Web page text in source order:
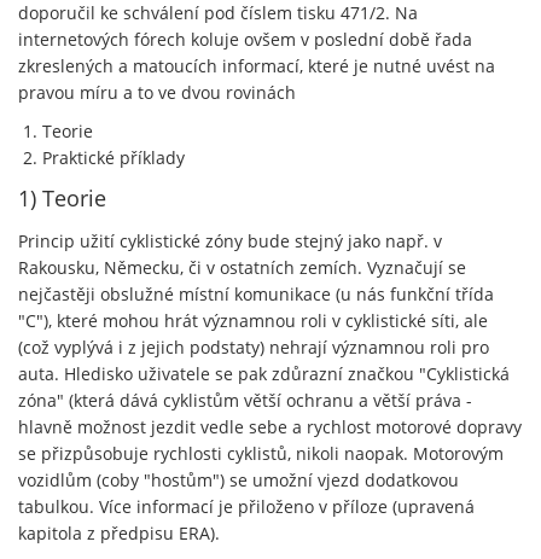
doporučil ke schválení pod číslem tisku 471/2. Na
internetových fórech koluje ovšem v poslední době řada
zkreslených a matoucích informací, které je nutné uvést na
pravou míru a to ve dvou rovinách
Teorie
Praktické příklady
1) Teorie
Princip užití cyklistické zóny bude stejný jako např. v
Rakousku, Německu, či v ostatních zemích. Vyznačují se
nejčastěji obslužné místní komunikace (u nás funkční třída
"C"), které mohou hrát významnou roli v cyklistické síti, ale
(což vyplývá i z jejich podstaty) nehrají významnou roli pro
auta. Hledisko uživatele se pak zdůrazní značkou "Cyklistická
zóna" (která dává cyklistům větší ochranu a větší práva -
hlavně možnost jezdit vedle sebe a rychlost motorové dopravy
se přizpůsobuje rychlosti cyklistů, nikoli naopak. Motorovým
vozidlům (coby "hostům") se umožní vjezd dodatkovou
tabulkou. Více informací je přiloženo v příloze (upravená
kapitola z předpisu ERA).